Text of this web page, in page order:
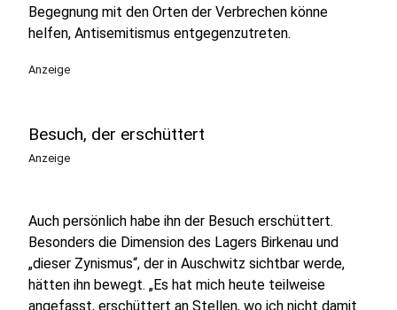
Begegnung mit den Orten der Verbrechen könne
helfen, Antisemitismus entgegenzutreten.
Anzeige
Besuch, der erschüttert
Anzeige
Auch persönlich habe ihn der Besuch erschüttert.
Besonders die Dimension des Lagers Birkenau und
„dieser Zynismus“, der in Auschwitz sichtbar werde,
hätten ihn bewegt. „Es hat mich heute teilweise
angefasst, erschüttert an Stellen, wo ich nicht damit